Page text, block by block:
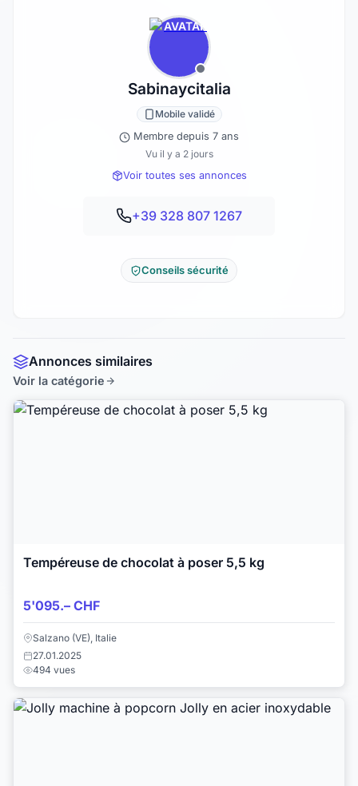
Sabinaycitalia
Mobile validé
Membre depuis 7 ans
Vu il y a 2 jours
Voir toutes ses annonces
+39 328 807 1267
Conseils sécurité
Annonces similaires
Voir la catégorie
Tempéreuse de chocolat à poser 5,5 kg
5'095.– CHF
Salzano (VE), Italie
27.01.2025
494 vues